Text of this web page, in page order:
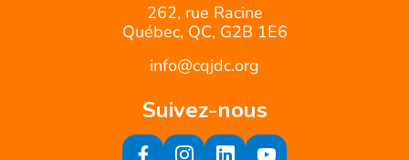
262, rue Racine
Québec, QC, G2B 1E6
info@cqjdc.org
Suivez-nous